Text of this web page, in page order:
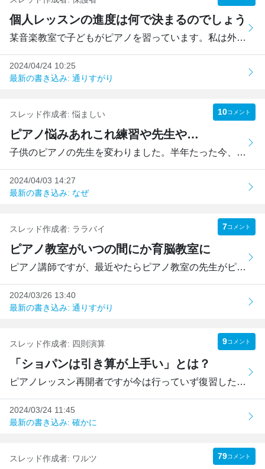
個人レッスンの進度は何で決まるのでしょう
某音楽教室で子どもがピアノを習っています。私は外で待って...
2024/04/24 10:25
最新の書き込み: 通りすがり
スレッド作成者:悩ましい 10コメント
ピアノ悩みあれこれ練習や先生や…
子供のピアノの先生を変わりました。半年たった今、月々の支...
2024/04/03 14:27
最新の書き込み: なぜ
スレッド作成者: ララバイ 7コメント
ピアノ教室がいつの間にか育脳教室に
ピアノ講師ですが、最近やたらピアノ教室の先生がピアノを習...
2024/03/26 13:40
最新の書き込み: 通りすがり
スレッド作成者: 四則演算 9コメント
「ショパンは引き算が上手い」とは？
ピアノレッスン再開者ですが今は行っていず復習したり、聞い...
2024/03/24 11:45
最新の書き込み: 確かに
スレッド作成者: ワルツ 79コメント